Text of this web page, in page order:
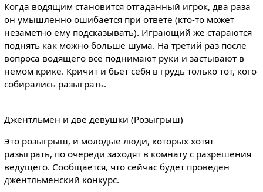
Когда водящим становится отгаданный игрок, два раза
он умышленно ошибается при ответе (кто-то может
незаметно ему подсказывать). Играющий же стараются
поднять как можно больше шума. На третий раз после
вопроса водящего все поднимают руки и застывают в
немом крике. Кричит и бьет себя в грудь только тот, кого
собирались разыграть.
Джентльмен и две девушки (Розыгрыш)
Это розыгрыш, и молодые люди, которых хотят
разыграть, по очереди заходят в комнату с разрешения
ведущего. Сообщается, что сейчас будет проведен
джентльменский конкурс.